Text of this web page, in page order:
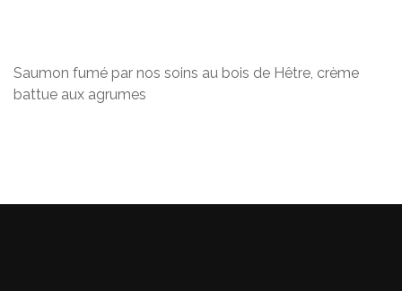
Saumon fumé par nos soins au bois de Hêtre, crème
battue aux agrumes